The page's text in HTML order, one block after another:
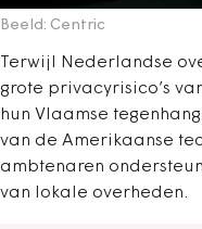
Beeld: Centric
Terwijl Nederlandse
grote privacyrisico’s
hun Vlaamse
van de Amerikaanse
ambtenaren
van lokale overheden.